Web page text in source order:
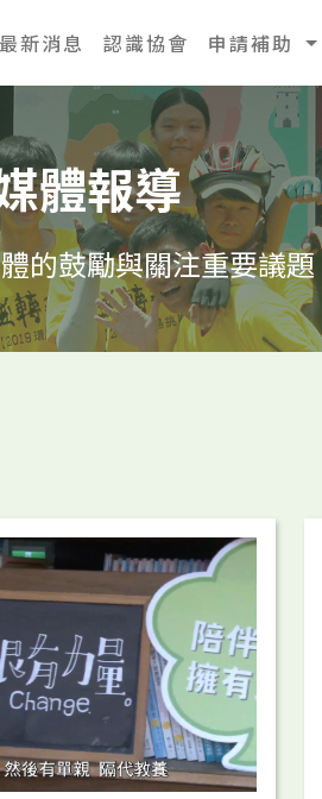
最新消息 認識協會 申請補助
體報導
的鼓勵與關注重要議題